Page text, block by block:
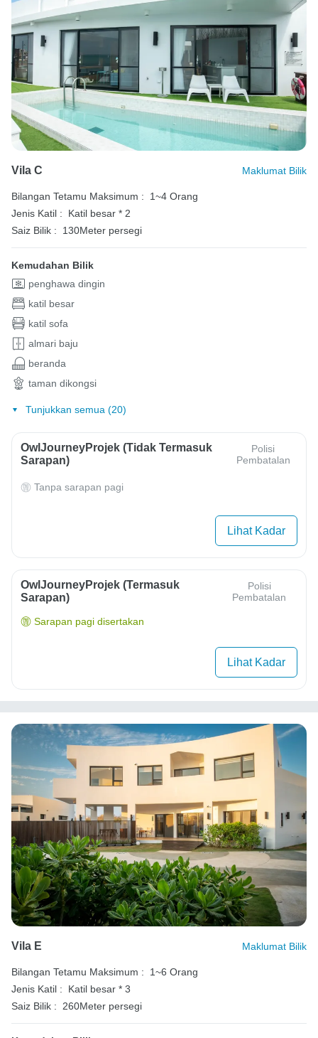
Vila C Maklumat Bilik
Bilangan Tetamu Maksimum :
1~4 Orang
Jenis Katil :
Katil besar * 2
Saiz Bilik :
130Meter persegi
Kemudahan Bilik
penghawa dingin
katil besar
katil sofa
almari baju
beranda
taman dikongsi
Tunjukkan semua (20)
OwlJourneyProjek (Tidak Termasuk
Sarapan)
Polisi
Pembatalan
Tanpa sarapan pagi
Lihat Kadar
OwlJourneyProjek (Termasuk
Sarapan)
Polisi
Pembatalan
Sarapan pagi disertakan
Lihat Kadar
Vila E Maklumat Bilik
Bilangan Tetamu Maksimum :
1~6 Orang
Jenis Katil :
Katil besar * 3
Saiz Bilik :
260Meter persegi